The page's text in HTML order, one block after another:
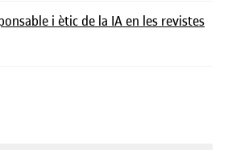
i ètic de la IA en les revistes